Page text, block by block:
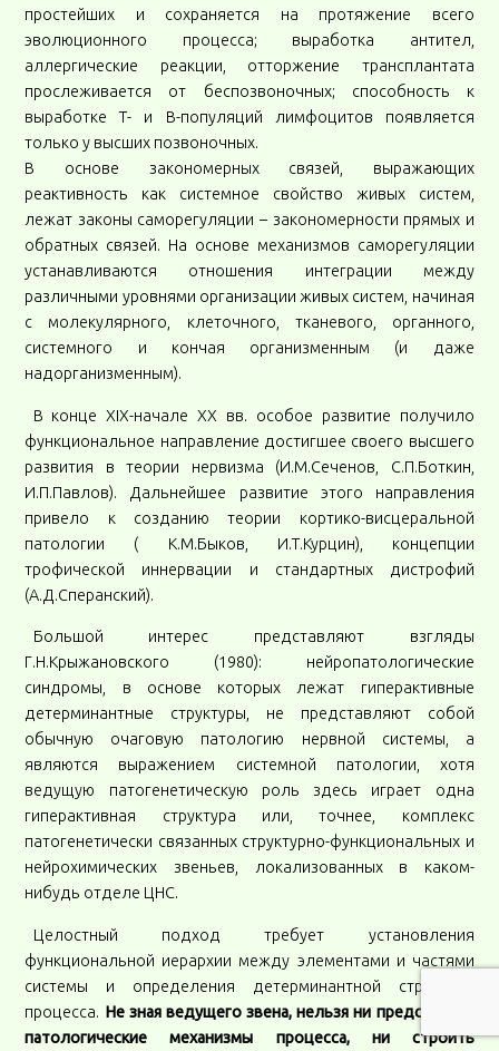
простейших и сохраняется на протяжение всего
эволюционного процесса; выработка антител,
аллергические реакции, отторжение трансплантата
прослеживается от беспозвоночных; способность к
выработке Т- и В-популяций лимфоцитов появляется
только у высших позвоночных.
В основе закономерных связей, выражающих
реактивность как системное свойство живых систем,
лежат законы саморегуляции – закономерности прямых и
обратных связей. На основе механизмов саморегуляции
устанавливаются отношения интеграции между
различными уровнями организации живых систем, начиная
с молекулярного, клеточного, тканевого, органного,
системного и кончая организменным (и даже
надорганизменным).
В конце XIX-начале XX вв. особое развитие получило
функциональное направление достигшее своего высшего
развития в теории нервизма (И.М.Сеченов, С.П.Боткин,
И.П.Павлов). Дальнейшее развитие этого направления
привело к созданию теории кортико-висцеральной
патологии ( К.М.Быков, И.Т.Курцин), концепции
трофической иннервации и стандартных дистрофий
(А.Д.Сперанский).
Большой интерес представляют взгляды
Г.Н.Крыжановского (1980): нейропатологические
синдромы, в основе которых лежат гиперактивные
детерминантные структуры, не представляют собой
обычную очаговую патологию нервной системы, а
являются выражением системной патологии, хотя
ведущую патогенетическую роль здесь играет одна
гиперактивная структура или, точнее, комплекс
патогенетически связанных структурно-функциональных и
нейрохимических звеньев, локализованных в каком-
нибудь отделе ЦНС.
Целостный подход требует установления
функциональной иерархии между элементами и частями
системы и определения детерминантной структуры
процесса. Не зная ведущего звена, нельзя ни представить
патологические механизмы процесса, ни строить